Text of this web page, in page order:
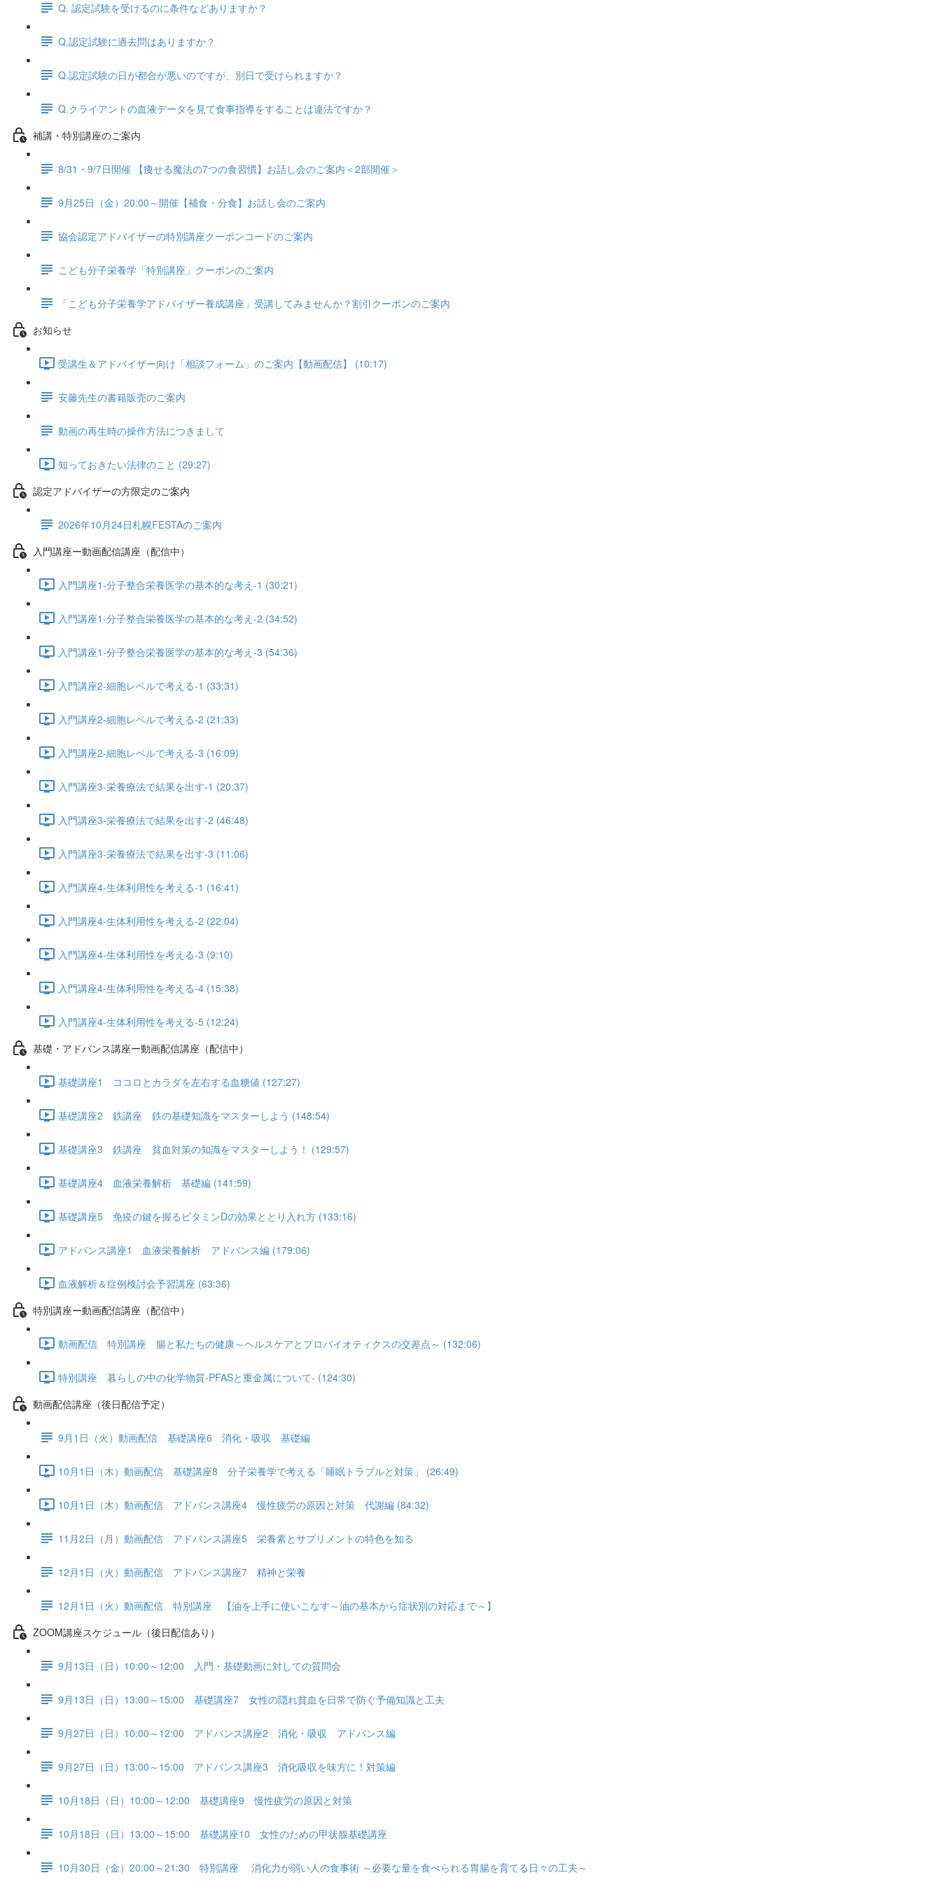
Q. 認定試験を受けるのに条件などありますか？
Q.認定試験に過去問はありますか？
Q.認定試験の日が都合が悪いのですが、別日で受けられますか？
Q.クライアントの血液データを見て食事指導をすることは違法ですか？
補講・特別講座のご案内
8/31・9/7日開催 【痩せる魔法の7つの食習慣】お話し会のご案内＜2部開催＞
9月25日（金）20:00～開催【補食・分食】お話し会のご案内
協会認定アドバイザーの特別講座クーポンコードのご案内
こども分子栄養学「特別講座」クーポンのご案内
「こども分子栄養学アドバイザー養成講座」受講してみませんか？割引クーポンのご案内
お知らせ
受講生＆アドバイザー向け「相談フォーム」のご案内【動画配信】 (10:17)
安藤先生の書籍販売のご案内
動画の再生時の操作方法につきまして
知っておきたい法律のこと (29:27)
認定アドバイザーの方限定のご案内
2026年10月24日札幌FESTAのご案内
入門講座ー動画配信講座（配信中）
入門講座1-分子整合栄養医学の基本的な考え-1 (30:21)
入門講座1-分子整合栄養医学の基本的な考え-2 (34:52)
入門講座1-分子整合栄養医学の基本的な考え-3 (54:36)
入門講座2-細胞レベルで考える-1 (33:31)
入門講座2-細胞レベルで考える-2 (21:33)
入門講座2-細胞レベルで考える-3 (16:09)
入門講座3-栄養療法で結果を出す-1 (20:37)
入門講座3-栄養療法で結果を出す-2 (46:48)
入門講座3-栄養療法で結果を出す-3 (11:06)
入門講座4-生体利用性を考える-1 (16:41)
入門講座4-生体利用性を考える-2 (22:04)
入門講座4-生体利用性を考える-3 (9:10)
入門講座4-生体利用性を考える-4 (15:38)
入門講座4-生体利用性を考える-5 (12:24)
基礎・アドバンス講座ー動画配信講座（配信中）
基礎講座1 ココロとカラダを左右する血糖値 (127:27)
基礎講座2 鉄講座 鉄の基礎知識をマスターしよう (148:54)
基礎講座3 鉄講座 貧血対策の知識をマスターしよう！ (129:57)
基礎講座4 血液栄養解析 基礎編 (141:59)
基礎講座5 免疫の鍵を握るビタミンDの効果ととり入れ方 (133:16)
アドバンス講座1 血液栄養解析 アドバンス編 (179:06)
血液解析＆症例検討会予習講座 (63:36)
特別講座ー動画配信講座（配信中）
動画配信 特別講座 腸と私たちの健康～ヘルスケアとプロバイオティクスの交差点～ (132:06)
特別講座 暮らしの中の化学物質-PFASと重金属について- (124:30)
動画配信講座（後日配信予定）
9月1日（火）動画配信 基礎講座6 消化・吸収 基礎編
10月1日（木）動画配信 基礎講座8 分子栄養学で考える「睡眠トラブルと対策」 (26:49)
10月1日（木）動画配信 アドバンス講座4 慢性疲労の原因と対策 代謝編 (84:32)
11月2日（月）動画配信 アドバンス講座5 栄養素とサプリメントの特色を知る
12月1日（火）動画配信 アドバンス講座7 精神と栄養
12月1日（火）動画配信 特別講座 【油を上手に使いこなす～油の基本から症状別の対応まで～】
ZOOM講座スケジュール（後日配信あり）
9月13日（日）10:00～12:00 入門・基礎動画に対しての質問会
9月13日（日）13:00～15:00 基礎講座7 女性の隠れ貧血を日常で防ぐ予備知識と工夫
9月27日（日）10:00～12:00 アドバンス講座2 消化・吸収 アドバンス編
9月27日（日）13:00～15:00 アドバンス講座3 消化吸収を味方に！対策編
10月18日（日）10:00～12:00 基礎講座9 慢性疲労の原因と対策
10月18日（日）13:00～15:00 基礎講座10 女性のための甲状腺基礎講座
10月30日（金）20:00～21:30 特別講座 消化力が弱い人の食事術 ～必要な量を食べられる胃腸を育てる日々の工夫～